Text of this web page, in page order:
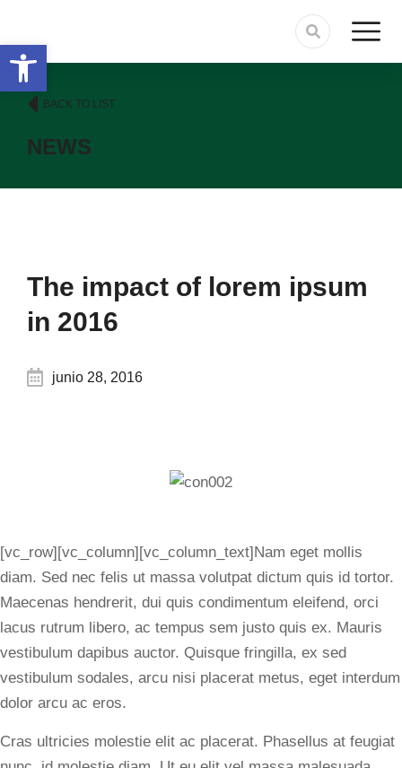
BACK TO LIST
NEWS
The impact of lorem ipsum
in 2016
junio 28, 2016
[vc_row][vc_column][vc_column_text]Nam eget mollis
diam. Sed nec felis ut massa volutpat dictum quis id tortor.
Maecenas hendrerit, dui quis condimentum eleifend, orci
lacus rutrum libero, ac tempus sem justo quis ex. Mauris
vestibulum dapibus auctor. Quisque fringilla, ex sed
vestibulum sodales, arcu nisi placerat metus, eget interdum
dolor arcu ac eros.
Cras ultricies molestie elit ac placerat. Phasellus at feugiat
Abrir barra de herramientas